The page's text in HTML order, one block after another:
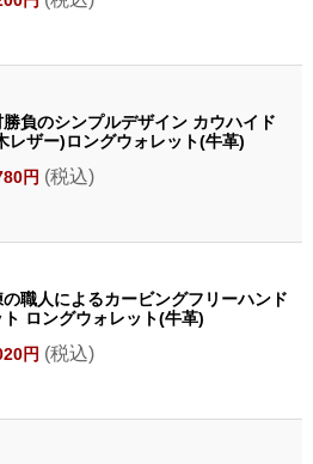
勝負のシンプルデザイン カウハイド
レザー)ロングウォレット(牛革)
円 (税込)
職人によるカービングフリーハンド
ト ロングウォレット(牛革)
円 (税込)